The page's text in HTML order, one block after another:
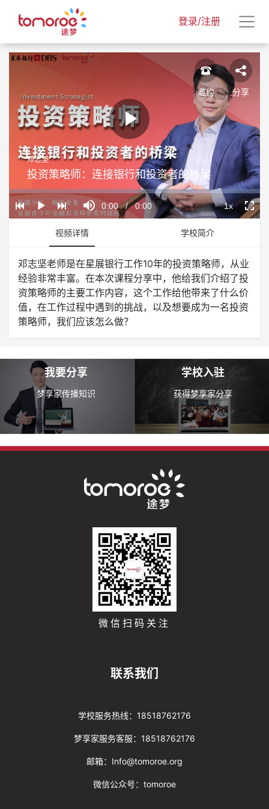
登录/注册
Play
Video
Play
Mute
Current
0:00 / Duration
0:00
Loaded:
0%
Progress:
0%
Playback
Rate
1x
邓志坚
投资策略师：连接银行和投资者的桥梁
邀约 分享
视频详情 学校简介
邓志坚老师是在星展银行工作10年的投资策略师，从业
经验非常丰富。在本次课程分享中，他给我们介绍了投
资策略师的主要工作内容，这个工作给他带来了什么价
值，在工作过程中遇到的挑战，以及想要成为一名投资
策略师，我们应该怎么做？
我要分享
梦享家传播知识
学校入驻
获得梦享家分享
微信扫码关注
联系我们
学校服务热线：18518762176
梦享家服务客服：18518762176
邮箱：Info@tomoroe.org
微信公众号：tomoroe